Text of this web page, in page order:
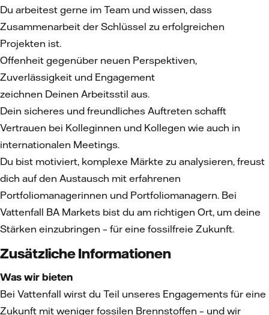
Du arbeitest gerne im Team und wissen, dass
Zusammenarbeit der Schlüssel zu erfolgreichen
Projekten ist.
Offenheit gegenüber neuen Perspektiven,
Zuverlässigkeit und Engagement
zeichnen Deinen Arbeitsstil aus.
Dein sicheres und freundliches Auftreten schafft
Vertrauen bei Kolleginnen und Kollegen wie auch in
internationalen Meetings.
Du bist motiviert, komplexe Märkte zu analysieren, freust
dich auf den Austausch mit erfahrenen
Portfoliomanagerinnen und Portfoliomanagern. Bei
Vattenfall BA Markets bist du am richtigen Ort, um deine
Stärken einzubringen – für eine fossilfreie Zukunft.
Zusätzliche Informationen
Was wir bieten
Bei Vattenfall wirst du Teil unseres Engagements für eine
Zukunft mit weniger fossilen Brennstoffen – und wir